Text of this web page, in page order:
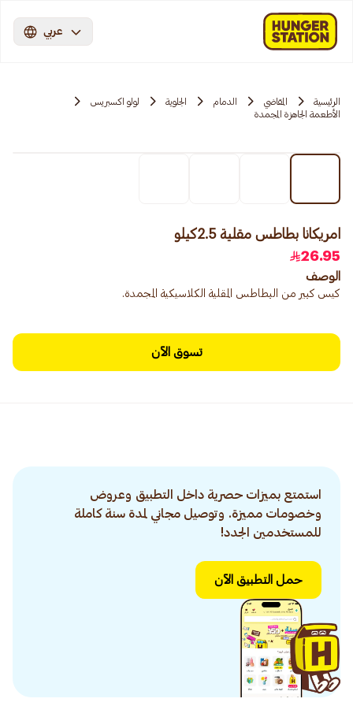
عربي
الرئيسية المقاضي الدمام الجلوية
لولو اكسبريس
الأطعمة الجاهزة المجمدة
امريكانا بطاطس مقلية 2.5كيلو
26.95
الوصف
كيس كبير من البطاطس المقلية الكلاسيكية المجمدة.
تسوق الآن
استمتع بميزات حصرية داخل التطبيق وعروض
وخصومات مميزة. وتوصيل مجاني لمدة سنة كاملة
للمستخدمين الجدد!
حمل التطبيق الآن